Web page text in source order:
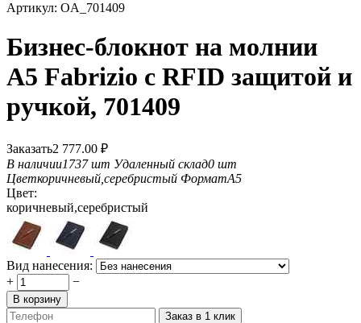
Артикул: OA_701409
Бизнес-блокнот на молнии
А5 Fabrizio с RFID защитой и
ручкой, 701409
Заказать2 777.00 ₽
В наличии1737 шт Удаленный склад0 шт
Цветкоричневый,серебристый ФорматА5
Цвет:
коричневый,серебристый
Вид нанесения:
+
−
В корзину
Заказ в 1 клик